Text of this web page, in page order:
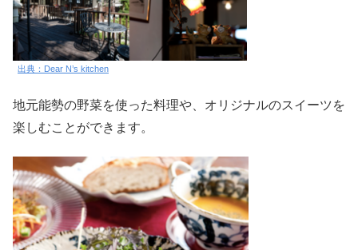
出典：Dear N’s kitchen
地元能勢の野菜を使った料理や、オリジナルのスイーツを
楽しむことができます。